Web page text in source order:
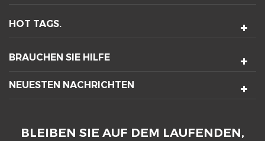
HOT TAGS.
BRAUCHEN SIE HILFE
NEUESTEN NACHRICHTEN
BLEIBEN SIE AUF DEM LAUFENDEN,